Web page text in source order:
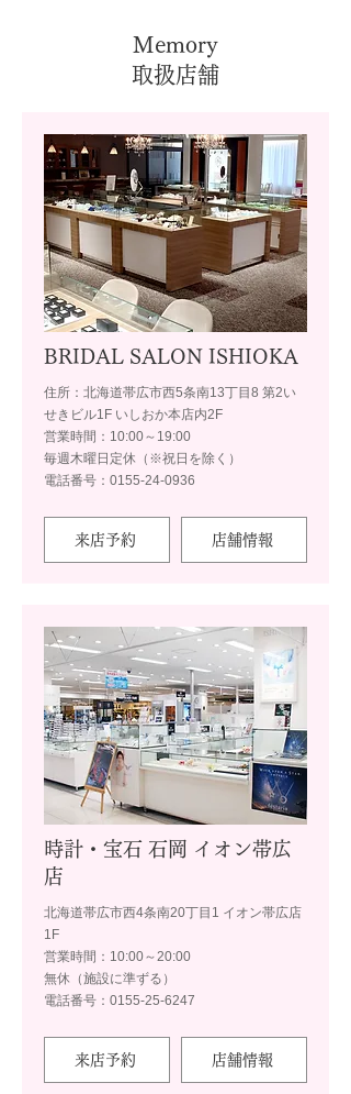
Memory
取扱店舗
BRIDAL SALON ISHIOKA
住所：北海道帯広市西5条南13丁目8 第2い
せきビル1F いしおか本店内2F
営業時間：10:00～19:00
毎週木曜日定休（※祝日を除く）
電話番号：0155-24-0936
来店予約 店舗情報
時計・宝石 石岡 イオン帯広
店
北海道帯広市西4条南20丁目1 イオン帯広店
1F
営業時間：10:00～20:00
無休（施設に準ずる）
電話番号：0155-25-6247
来店予約 店舗情報